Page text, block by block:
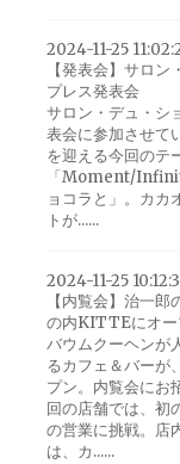
2024-11-25
【発表会】サロ
プレス発表会
サロン・デュ・シ
表会に参加させて
を迎える今回のテ
「Moment/
ョコラと」。カカ
トが......
2024-11-25
【内覧会】治一
の内KITTEにオー
バウムクーヘンが
るカフェ＆バー
プン。内覧会にお
回の店舗では、初
の営業に挑戦。店
は、カ......